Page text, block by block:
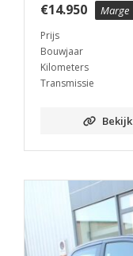
€14.950 Marge
Prijs
Bouwjaar
Kilometers
Transmissie
Bekijk